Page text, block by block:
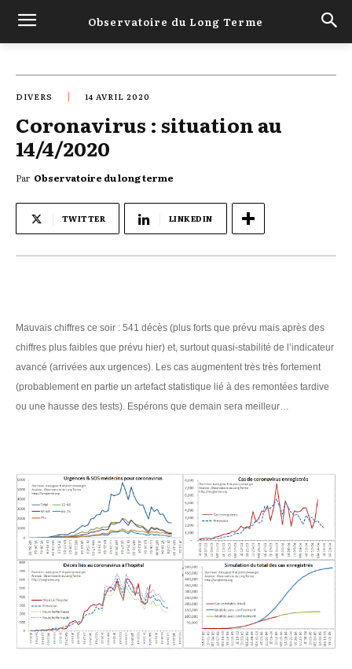
Observatoire du Long Terme
DIVERS 14 AVRIL 2020
Coronavirus : situation au
14/4/2020
Par Observatoire du long terme
TWITTER LINKEDIN
Mauvais chiffres ce soir : 541 décès (plus forts que prévu mais après des
chiffres plus faibles que prévu hier) et, surtout quasi-stabilité de l’indicateur
avancé (arrivées aux urgences). Les cas augmentent très très fortement
(probablement en partie un artefact statistique lié à des remontées tardive
ou une hausse des tests). Espérons que demain sera meilleur…